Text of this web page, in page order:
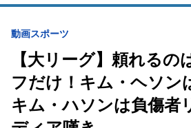
動画スポーツ
【大リーグ】頼れるの
フだけ！キム・ヘソン
キム・ハソンは負傷者